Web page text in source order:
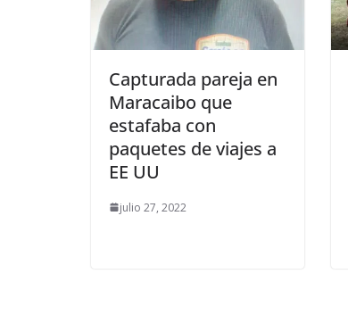
Capturada pareja en
Maracaibo que
estafaba con
paquetes de viajes a
EE UU
julio 27, 2022